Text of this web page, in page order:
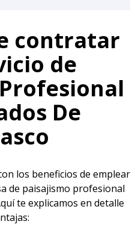
contratar
de
De
los beneficios de emplear
de paisajismo profesional
te explicamos en detalle